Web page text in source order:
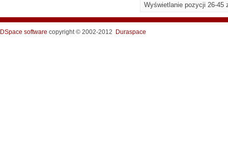
Wyświetlanie pozycji 26-45
DSpace software copyright © 2002-2012 Duraspace